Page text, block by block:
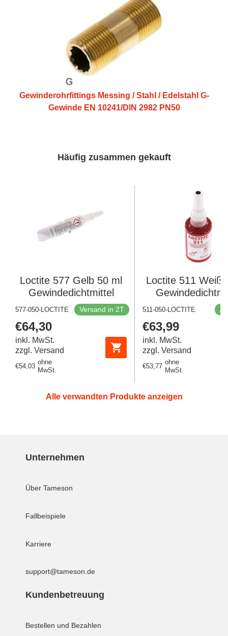
Gewinderohrfittings Messing / Stahl / Edelstahl G-
Gewinde EN 10241/DIN 2982 PN50
Häufig zusammen gekauft
Loctite 577 Gelb 50 ml
Gewindedichtmittel
577-050-LOCTITE Versand in 2T
Regulärer
Preis
€64,30
inkl. MwSt.
zzgl. Versand
Regulärer
€54,03
ohne
MwSt.
Loctite 511 Weiß
511-050-LOCTITE
Regulärer
Preis
€63,99
inkl. MwSt.
zzgl. Versand
Regulärer
€53,77
ohne
MwSt.
Alle verwandten Produkte anzeigen
Unternehmen
Über Tameson
Fallbeispiele
Karriere
support@tameson.de
Kundenbetreuung
Bestellen und Bezahlen